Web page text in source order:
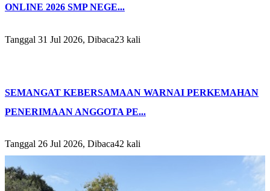
ONLINE 2026 SMP NEGE...
Tanggal 31 Jul 2026, Dibaca23 kali
SEMANGAT KEBERSAMAAN WARNAI PERKEMAHAN
PENERIMAAN ANGGOTA PE...
Tanggal 26 Jul 2026, Dibaca42 kali